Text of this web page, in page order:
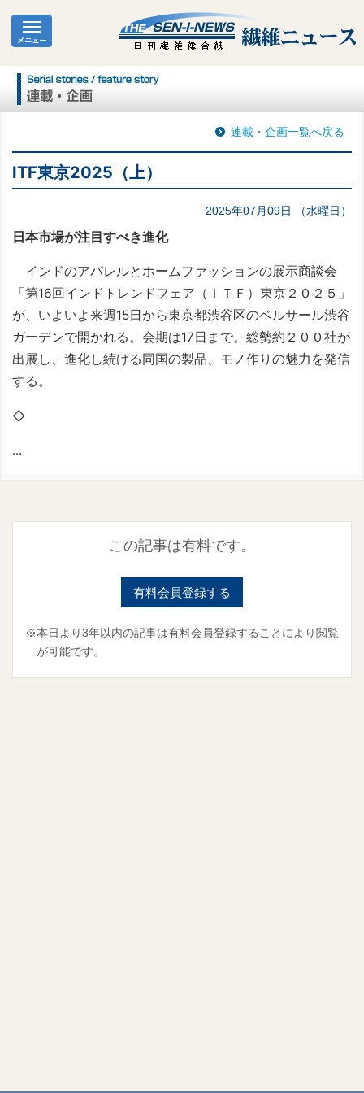
連載・企画一覧へ戻る
ITF東京2025（上）
2025年07月09日 （水曜日）
日本市場が注目すべき進化
インドのアパレルとホームファッションの展示商談会
「第16回インドトレンドフェア（ＩＴＦ）東京２０２５」
が、いよいよ来週15日から東京都渋谷区のベルサール渋谷
ガーデンで開かれる。会期は17日まで。総勢約２００社が
出展し、進化し続ける同国の製品、モノ作りの魅力を発信
する。
◇
...
この記事は有料です。
有料会員登録する
※本日より3年以内の記事は有料会員登録することにより閲覧
が可能です。